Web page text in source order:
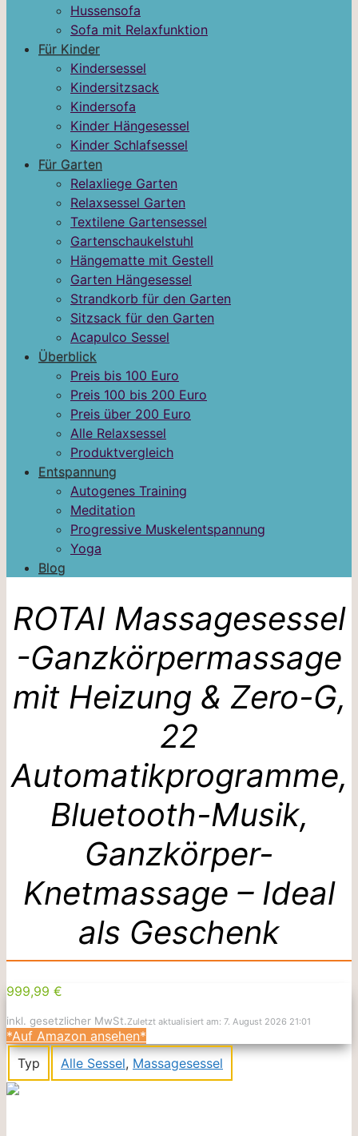
Hussensofa
Sofa mit Relaxfunktion
Für Kinder
Kindersessel
Kindersitzsack
Kindersofa
Kinder Hängesessel
Kinder Schlafsessel
Für Garten
Relaxliege Garten
Relaxsessel Garten
Textilene Gartensessel
Gartenschaukelstuhl
Hängematte mit Gestell
Garten Hängesessel
Strandkorb für den Garten
Sitzsack für den Garten
Acapulco Sessel
Überblick
Preis bis 100 Euro
Preis 100 bis 200 Euro
Preis über 200 Euro
Alle Relaxsessel
Produktvergleich
Entspannung
Autogenes Training
Meditation
Progressive Muskelentspannung
Yoga
Blog
ROTAI Massagesessel
-Ganzkörpermassage
mit Heizung & Zero-G,
22
Automatikprogramme,
Bluetooth-Musik,
Ganzkörper-
Knetmassage – Ideal
als Geschenk
999,99 €
inkl. gesetzlicher MwSt.Zuletzt aktualisiert am: 7. August 2026 21:01
*Auf Amazon ansehen*
Typ
Alle Sessel, Massagesessel